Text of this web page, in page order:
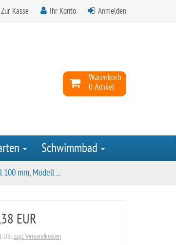
Zur Kasse Ihr Konto Anmelden
Warenkorb
0 Artikel
Schwimmbad
100 mm, Modell ...
EUR
UStzzgl. Versandkosten